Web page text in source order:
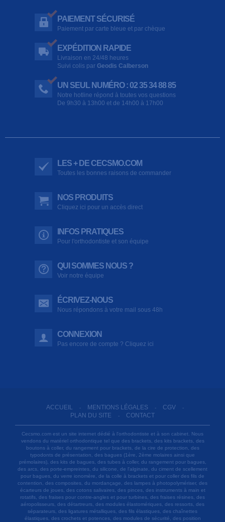
PAIEMENT SÉCURISÉ
Paiement par carte bleue et par chèque
EXPÉDITION RAPIDE
Livraison en 24/48 heures
Suivi colis par Geodis Calberson
UN SEUL NUMÉRO : 02 35 34 88 85
Notre hotline répond à toutes vos questions
De 9h30 à 13h00 et de 14h00 à 17h00
LES + DE CECSMO.COM
Toutes les bonnes raisons de commander
NOS PRODUITS
Cliquez ici pour un accès direct
INFOS PRATIQUES
Pour l'orthodontiste et son équipe
QUI SOMMES NOUS ?
Voir notre équipe
ÉCRIVEZ-NOUS
Nous répondons à votre mail sous 48h
CONNEXION
Pas encore de compte ? Cliquez ici
ACCUEIL - MENTIONS LÉGALES - CGV -
PLAN DU SITE - CONTACT
Cecsmo.com est un site internet dédié à l'orthodontiste et à son cabinet. Nous
vendons du matériel orthodontique tel que des brackets, des kits brackets, des
boutons à coller, du rangement pour brackets, de la cire de protection, des
typodonts de présentation, des bagues (1ère, 2ème molaires ainsi que
prémolaires), des kits de bagues, des tubes à coller, du rangement pour bagues,
des arcs, des porte-empreintes, du silicone, de l'alginate, du ciment de scellement
pour bagues, du verre ionomère, de la colle à brackets et pour coller des fils de
contention, des composites, du mordançage, des lampes à photopolymériser, des
écarteurs de joues, des cotons salivaires, des pinces, des instruments à main et
rotatifs, des fraises pour contre-angles et pour turbines, des fraises résines, des
aéropolisseurs, des détartreurs, des modules élastomériques, des ressorts, des
séparateurs, des ligatures métalliques, des fils élastiques, des chaînettes
élastiques, des crochets et potences, des modules de sécurité, des position